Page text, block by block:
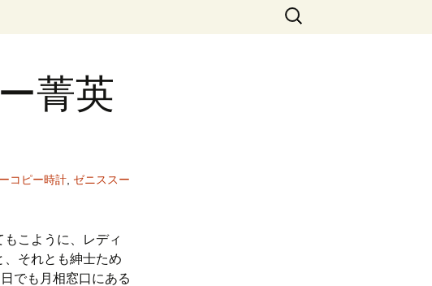
検
菁英
コピー時計 ゼニススー
こように、レディ
それとも紳士ため
でも月相窓口にある